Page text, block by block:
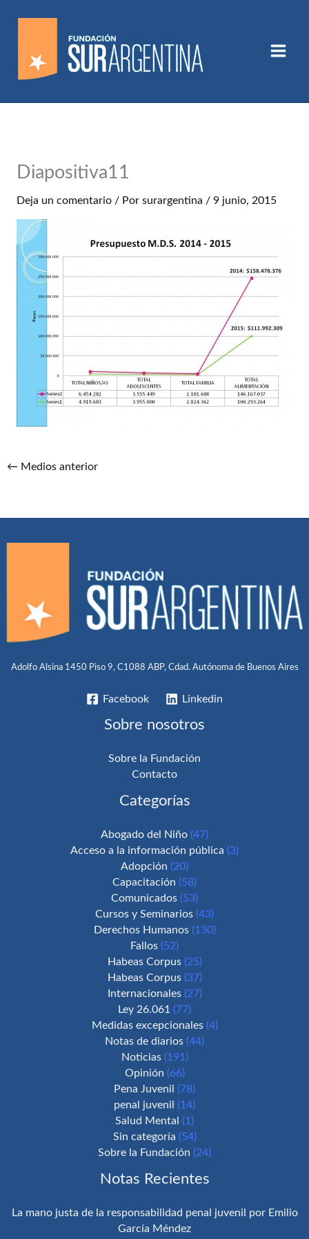
Diapositiva11
Deja un comentario / Por surargentina / 9 junio, 2015
← Medios anterior
Adolfo Alsina 1450 Piso 9, C1088 ABP, Cdad. Autónoma de Buenos Aires
Facebook Linkedin
Sobre nosotros
Sobre la Fundación
Contacto
Categorías
Abogado del Niño (47)
Acceso a la información pública (3)
Adopción (20)
Capacitación (58)
Comunicados (53)
Cursos y Seminarios (43)
Derechos Humanos(130)
Fallos (52)
Habeas Corpus(25)
Habeas Corpus(37)
Internacionales(27)
Ley 26.061 (77)
Medidas excepcionales(4)
Notas de diarios (44)
Noticias(191)
Opinión (66)
Pena Juvenil (78)
penal juvenil (14)
Salud Mental (1)
Sin categoría (54)
Sobre la Fundación (24)
Notas Recientes
La mano justa de la responsabilidad penal juvenil por Emilio
García Méndez